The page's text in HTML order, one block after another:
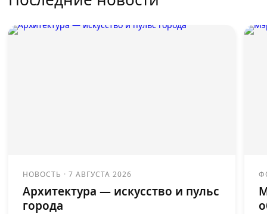
НОВОСТЬ ·7 АВГУСТА 2026
Архитектура — искусство и пульс
города